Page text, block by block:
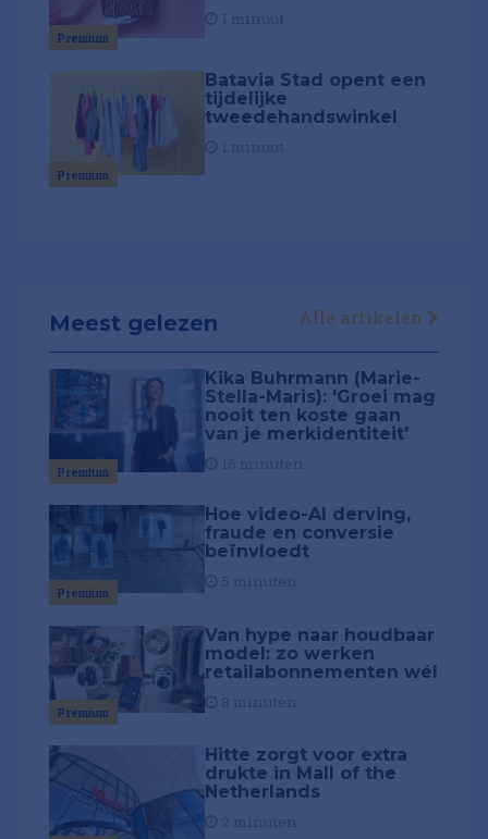
Premium
Premium
Batavia Stad opent een
tijdelijke
tweedehandswinkel
Meest gelezen Alle artikelen
Premium
Kika Buhrmann (Marie-
Stella-Maris): 'Groei mag
nooit ten koste gaan
van je merkidentiteit'
Premium
Hoe video-AI derving,
fraude en conversie
beïnvloedt
Premium
Van hype naar houdbaar
model: zo werken
retailabonnementen wél
Hitte zorgt voor extra
drukte in Mall of the
Netherlands